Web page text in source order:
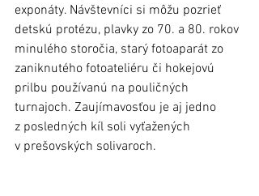
exponáty. Návštevníci si môžu pozrieť
detskú protézu, plavky zo 70. a 80. rokov
minulého storočia, starý fotoaparát zo
zaniknutého fotoateliéru či hokejovú
prilbu používanú na pouličných
turnajoch. Zaujímavosťou je aj jedno
z posledných kíl soli vyťažených
v prešovských solivaroch.